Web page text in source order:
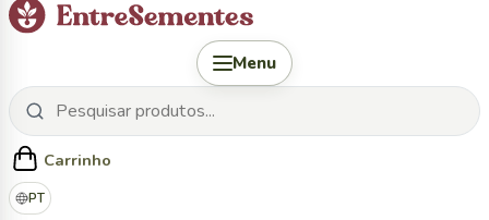
Menu
Carrinho
PT